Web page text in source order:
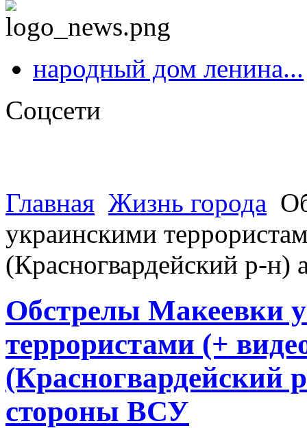
народный дом ленина...
Соцсети
Главная Жизнь города
украинскими
(Красногвардейский р-
Обстрелы Макеевки
террористами (+
(Красногвардейский
стороны ВСУ